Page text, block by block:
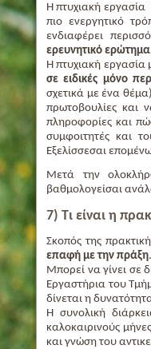
Η πτυχιακή εργασία
πιο ενεργητικό
ενδιαφέρει
ερευνητικό
Η πτυχιακή εργασία
σε ειδικές μόνο
σχετικά με ένα
πρωτοβουλίες και
πληροφορίες και
συμφοιτητές και
Εξελίσσεσαι
Μετά την
βαθμολογείσαι
7) Τι είναι η
Σκοπός της
επαφή με την πράξη.
Μπορεί να γίνει σε
Εργαστήρια του
δίνεται η
Η συνολική
καλοκαιρινούς
και γνώση του